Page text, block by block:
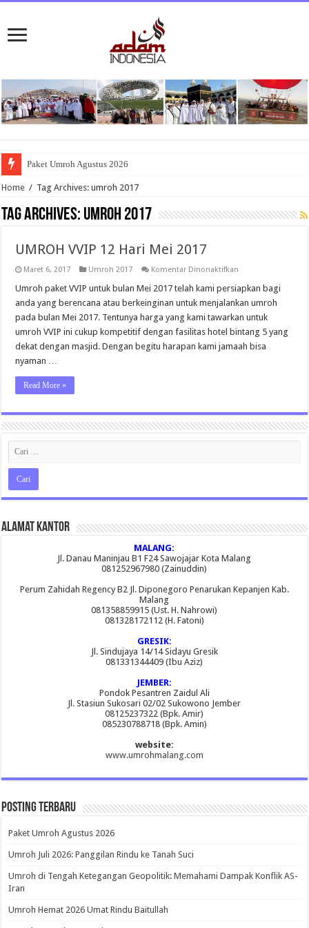
Paket Umroh Agustus 2026
Home / Tag Archives: umroh 2017
Tag Archives: umroh 2017
UMROH VVIP 12 Hari Mei 2017
Maret 6, 2017 Umroh 2017 Komentar Dinonaktifkan
VVIP
12
Hari
Mei
2017
Umroh paket VVIP untuk bulan Mei 2017 telah kami persiapkan bagi
anda yang berencana atau berkeinginan untuk menjalankan umroh
pada bulan Mei 2017. Tentunya harga yang kami tawarkan untuk
umroh VVIP ini cukup kompetitif dengan fasilitas hotel bintang 5 yang
dekat dengan masjid. Dengan begitu harapan kami jamaah bisa
nyaman …
Read More »
Alamat Kantor
MALANG:
Jl. Danau Maninjau B1 F24 Sawojajar Kota Malang
081252967980 (Zainuddin)
Perum Zahidah Regency B2 Jl. Diponegoro Penarukan Kepanjen Kab.
Malang
081358859915 (Ust. H. Nahrowi)
081328172112 (H. Fatoni)
GRESIK:
Jl. Sindujaya 14/14 Sidayu Gresik
081331344409 (Ibu Aziz)
JEMBER:
Pondok Pesantren Zaidul Ali
Jl. Stasiun Sukosari 02/02 Sukowono Jember
08125237322 (Bpk. Amir)
085230788718 (Bpk. Amin)
website:
www.umrohmalang.com
Posting Terbaru
Paket Umroh Agustus 2026
Umroh Juli 2026: Panggilan Rindu ke Tanah Suci
Umroh di Tengah Ketegangan Geopolitik: Memahami Dampak Konflik AS-
Iran
Umroh Hemat 2026 Umat Rindu Baitullah